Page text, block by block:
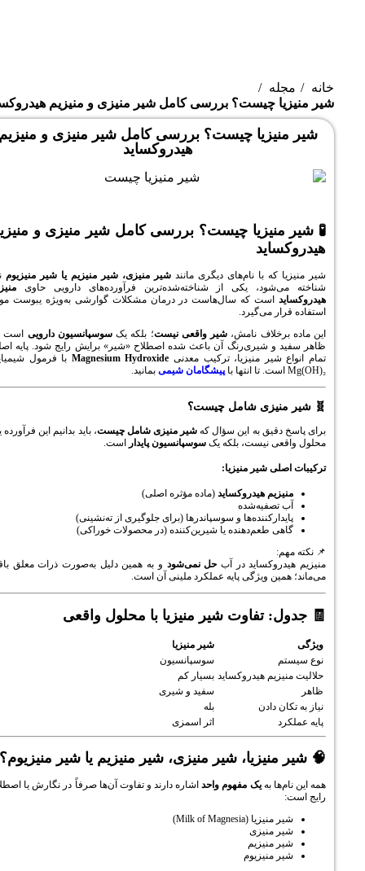
چیست؟ بررسی کامل شیر منیزی و منیزیم هیدروکساید
چیست؟ بررسی کامل شیر منیزی و منیزیم
چیست؟ بررسی کامل شیر منیزی و منیزیم
با نام‌های دیگری مانند شیر منیزی، شیر منیزیم یا شیر منیزیومنیز
یکی از شناخته‌شده‌ترین فرآورده‌های دارویی حاویمنیزیم
است که سال‌هاست در درمان مشکلات گوارشی به‌ویژه یبوست مورد
می‌گیرد.
نامش، شیر واقعی نیست ؛ بلکه یکسوسپانسیون داروییاست که
شیری‌رنگ آن باعث شده اصطلاح «شیر» برایش رایج شود. پایه اصلی
شیر منیزیا، ترکیب معدنیMagnesium Hydroxideبا فرمول شیمیایی
پیشگامان شیمیبمانید.
شامل چیست؟
به این سؤال کهشیر منیزی شامل چیست ، باید بدانیم این فرآورده یک
نیست، بلکه یکسوسپانسیون پایداراست.
شیر منیزیا:
هیدروکساید(ماده مؤثره اصلی)
و سوسپاندرها (برای جلوگیری از ته‌نشینی)
طعم‌دهنده یا شیرین‌کننده (در محصولات خوراکی)
در آبحل نمی‌شودو به همین دلیل به‌صورت ذرات معلق باقی
ویژگی پایه عملکرد ملینی آن است.
تفاوت شیر منیزیا با محلول واقعی
شیر منیزیا
سوسپانسیون
هیدروکساید بسیار کم
بله
اثر اسمزی
شیر منیزی، شیر منیزیم یا شیر منیزیوم؟
یک مفهوم واحداشاره دارند و تفاوت آن‌ها صرفاً در نگارش یا اصطلاح